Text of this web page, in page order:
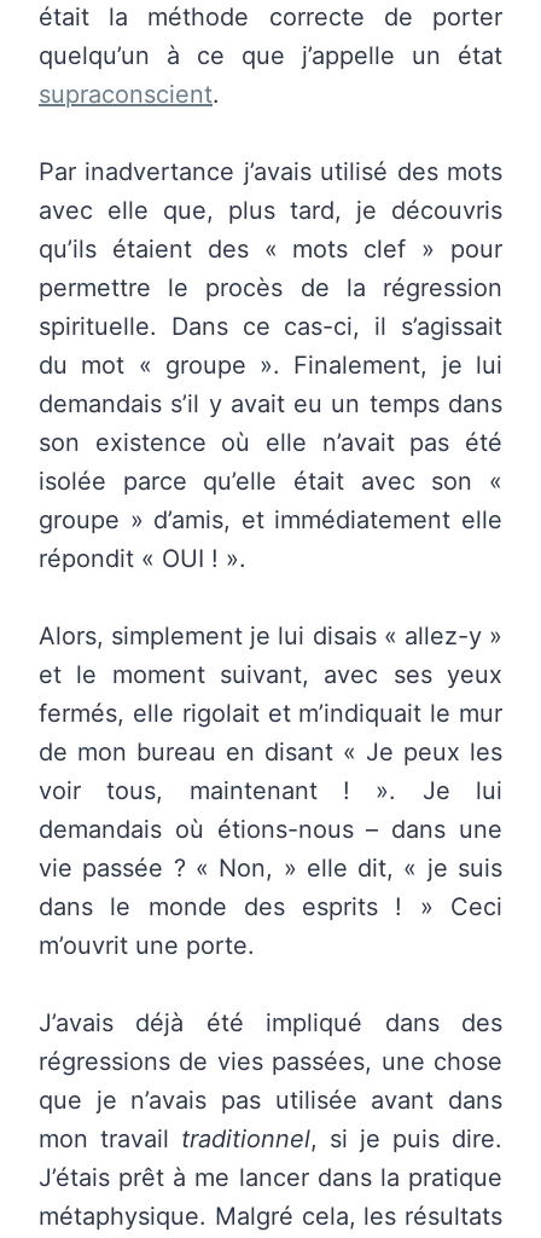
était la méthode correcte de porter
quelqu’un à ce que j’appelle un état
supraconscient.
Par inadvertance j’avais utilisé des mots
avec elle que, plus tard, je découvris
qu’ils étaient des « mots clef » pour
permettre le procès de la régression
spirituelle. Dans ce cas-ci, il s’agissait
du mot « groupe ». Finalement, je lui
demandais s’il y avait eu un temps dans
son existence où elle n’avait pas été
isolée parce qu’elle était avec son «
groupe » d’amis, et immédiatement elle
répondit « OUI ! ».
Alors, simplement je lui disais « allez-y »
et le moment suivant, avec ses yeux
fermés, elle rigolait et m’indiquait le mur
de mon bureau en disant « Je peux les
voir tous, maintenant ! ». Je lui
demandais où étions-nous – dans une
vie passée ? « Non, » elle dit, « je suis
dans le monde des esprits ! » Ceci
m’ouvrit une porte.
J’avais déjà été impliqué dans des
régressions de vies passées, une chose
que je n’avais pas utilisée avant dans
mon travail traditionnel, si je puis dire.
J’étais prêt à me lancer dans la pratique
métaphysique. Malgré cela, les résultats